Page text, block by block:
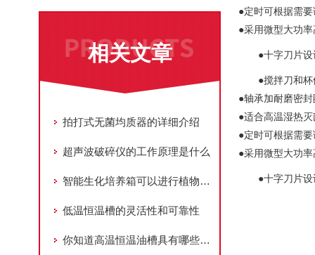
相关文章
拍打式无菌均质器的详细介绍
超声波破碎仪的工作原理是什么
智能生化培养箱可以进行植物组织培养吗？这篇文章给大家解答
低温恒温槽的灵活性和可靠性
你知道高温恒温油槽具有哪些功能吗？
●定时可根据需
●采用微型大功
●十字刀片设
●搅拌刀和
●轴承加耐磨密
●适合高温湿热
●定时可根据需
●采用微型大功
●十字刀片